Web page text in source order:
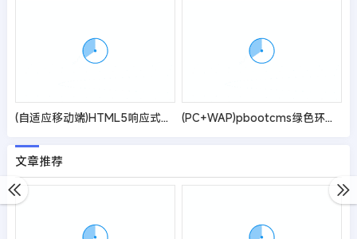
(自适应移动端)HTML5响应式律师律所网站pbootcms模板 律师事务所网站源码 (PC+WAP)pbootcms绿色环保通用企业网站模板 建筑通用行业网站源码
文章推荐